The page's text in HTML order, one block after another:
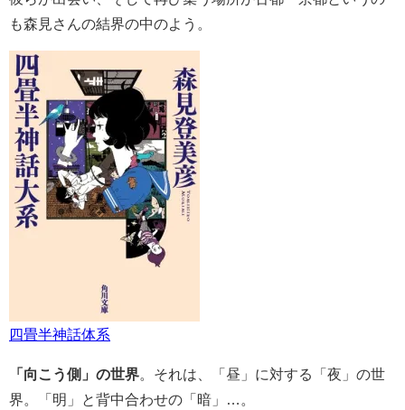
も森見さんの結界の中のよう。
四畳半神話体系
「向こう側」の世界 。それは、「昼」に対する「夜」の世
界。「明」と背中合わせの「暗」…。